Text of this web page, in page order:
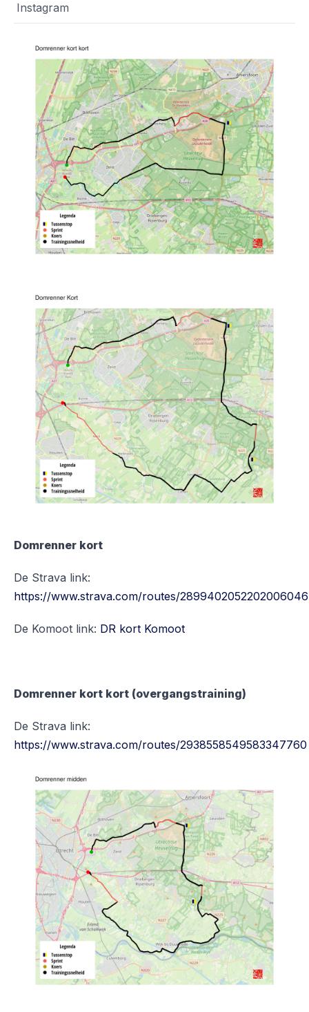
Instagram
Domrenner kort
De Strava link:
https://www.strava.com/routes/2899402052202006046
De Komoot link: DR kort Komoot
Domrenner kort kort (overgangstraining)
De Strava link:
https://www.strava.com/routes/2938558549583347760